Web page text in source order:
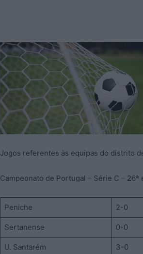
Jogos referentes às equipas do distrito
Campeonato de Portugal – Série C – 26ª
Peniche 2-0
Sertanense 0-0
U. Santarém 3-0